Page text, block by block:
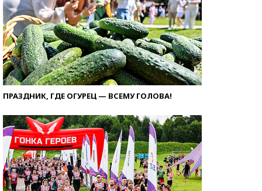
ПРАЗДНИК, ГДЕ ОГУРЕЦ — ВСЕМУ ГОЛОВА!